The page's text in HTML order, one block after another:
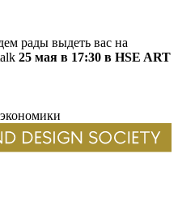
рады выдеть вас на
25 мая в 17:30 в HSE ART